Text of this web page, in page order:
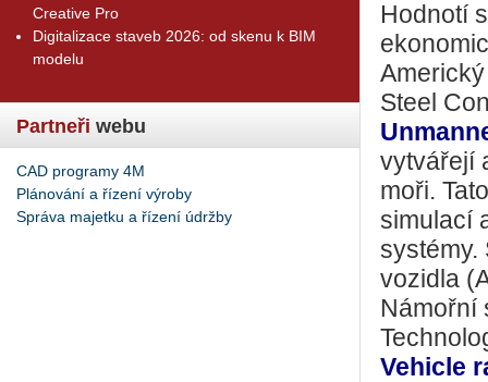
Creative Pro
Digitalizace staveb 2026: od skenu k BIM
modelu
Partneři webu
CAD programy 4M
Plánování a řízení výroby
Správa majetku a řízení údržby
Hodnotí
Steel
vytvářejí
moři.
simulací
systémy.
vozidla
Námořní
Vehicle